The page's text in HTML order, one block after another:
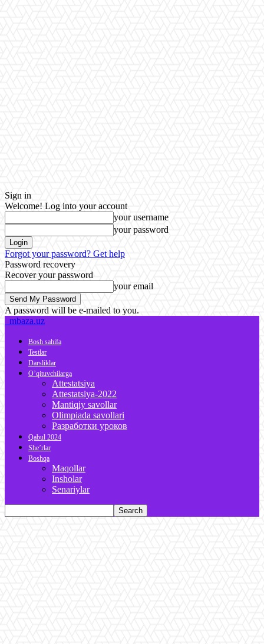
Sign in
Welcome! Log into your account
your username
your password
Forgot your password? Get help
Password recovery
Recover your password
your email
A password will be e-mailed to you.
mbaza.uz
Bosh sahifa
Testlar
Darsliklar
O’qituvchilarga
Attestatsiya
Attestatsiya-2022
Mantiqiy savollar
Olimpiada savollari
Разработки уроков
Qabul 2024
She’rlar
Boshqa
Maqollar
Insholar
Senariylar